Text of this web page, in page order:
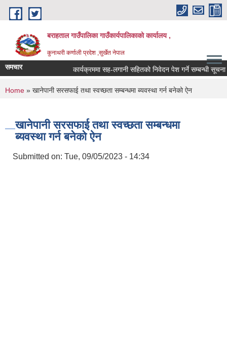
Skip to main content
बराहताल गाउँपालिका गाउँकार्यपालिकाको कार्यालय ,
कुनाथरी कर्णाली प्रदेश ,सुर्खेत नेपाल
समचार कार्यक्रममा सह-लगानी सहितको निवेदन पेश गर्ने सम्बन्धी सूचना
You are here
Home » खानेपानी सरसफाई तथा स्वच्छता सम्बन्धमा ब्यवस्था गर्न बनेको ऐन
खानेपानी सरसफाई तथा स्वच्छता सम्बन्धमा
ब्यवस्था गर्न बनेको ऐन
Submitted on: Tue, 09/05/2023 - 14:34